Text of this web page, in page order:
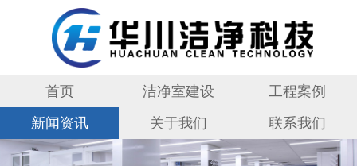
首页 洁净室建设
工程案例
新闻资讯
关于我们 联系我们